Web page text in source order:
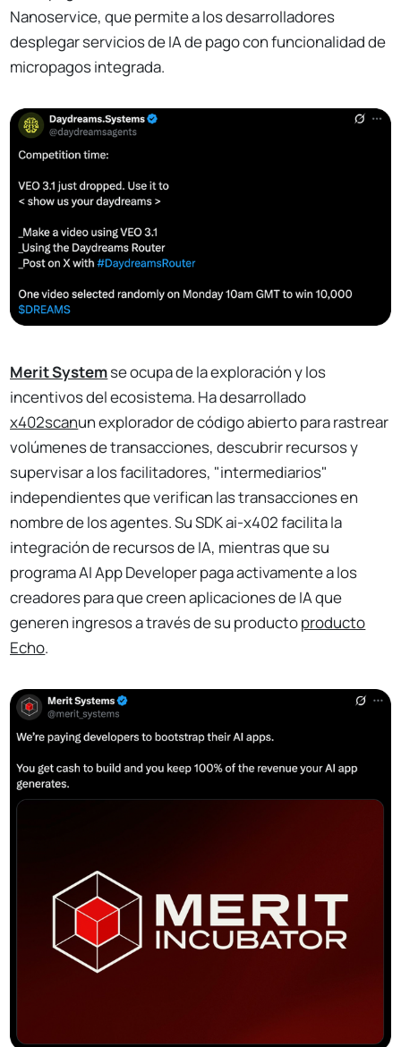
Nanoservice, que permite a los desarrolladores
desplegar servicios de IA de pago con funcionalidad de
micropagos integrada.
Merit Systemse ocupa de la exploración y los
incentivos del ecosistema. Ha desarrollado
x402scanun explorador de código abierto para rastrear
volúmenes de transacciones, descubrir recursos y
supervisar a los facilitadores, "intermediarios"
independientes que verifican las transacciones en
nombre de los agentes. Su SDK ai-x402 facilita la
integración de recursos de IA, mientras que su
programa AI App Developer paga activamente a los
creadores para que creen aplicaciones de IA que
generen ingresos a través de su productoproducto
Echo.